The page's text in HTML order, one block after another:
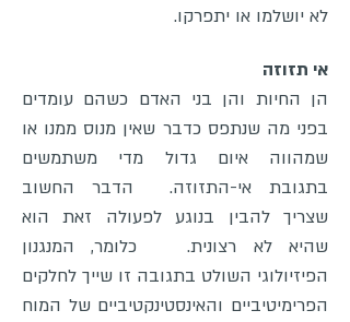
לא יושלמו או יתפרקו.
אי תזוזה
הן החיות והן בני האדם כשהם עומדים
בפני מה שנתפס כדבר שאין מנוס ממנו או
שמהווה איום גדול מדי משתמשים
בתגובת אי-התזוזה. הדבר החשוב
שצריך להבין בנוגע לפעולה זאת הוא
שהיא לא רצונית. כלומר, המנגנון
הפיזיולוגי השולט בתגובה זו שייך לחלקים
הפרימיטיביים והאינסטינקטיביים של המוח